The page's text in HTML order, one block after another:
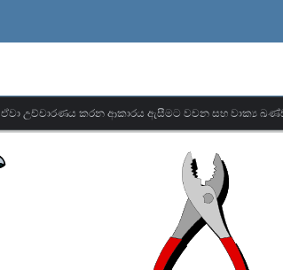
උච්චාරණය කරන ආකාරය ඇසීමට වචන සහ වාක්‍ය